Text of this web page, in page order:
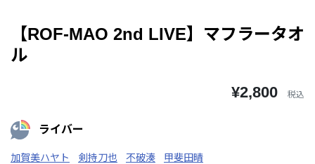
【ROF-MAO 2nd LIVE】マフラータオ
ル
¥2,800 税込
ライバー
加賀美ハヤト 剣持刀也 不破湊 甲斐田晴